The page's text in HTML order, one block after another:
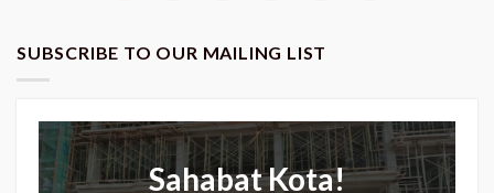
SUBSCRIBE TO OUR MAILING LIST
Sahabat Kota!